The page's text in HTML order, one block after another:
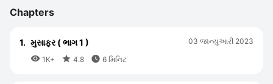
Chapters
1. મુસાફર ( ભાગ 1 )
 1K+  4.8  6 મિનિટ
03 જાન્યુઆરી 2023